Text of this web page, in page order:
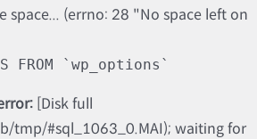
space... (errno: 28 "No space left on
FROM `wp_options`
[Disk full
tmp/#sql_1063_0.MAI); waiting for